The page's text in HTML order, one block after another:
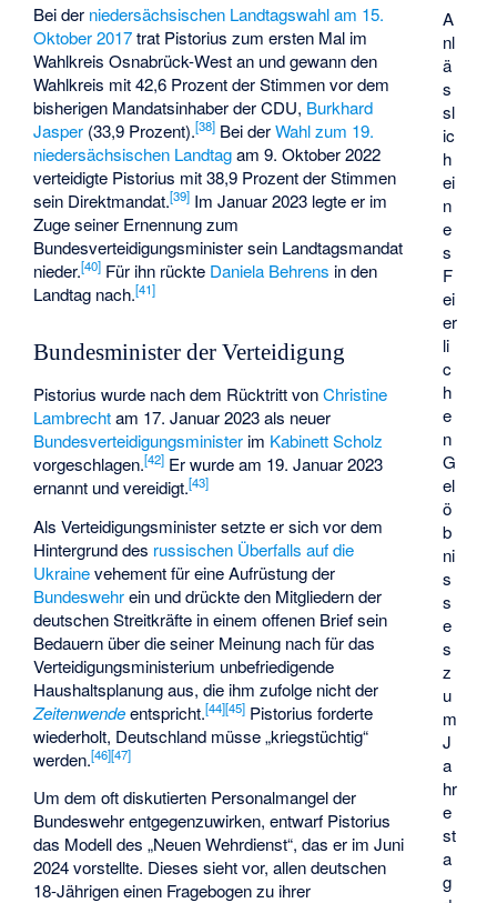
A
nl
ä
s
sl
ic
h
ei
n
e
s
F
ei
er
li
c
h
e
n
G
el
ö
b
ni
s
s
e
s
z
u
m
J
a
hr
e
st
a
g
Bei der niedersächsischen Landtagswahl am 15.
Oktober 2017trat Pistorius zum ersten Mal im
Wahlkreis Osnabrück-Westan und gewann den
Wahlkreis mit 42,6 Prozent der Stimmen vor dem
bisherigen Mandatsinhaber der CDU, Burkhard
Jasper (33,9 Prozent).[38] Bei derWahl zum 19.
niedersächsischen Landtagam 9. Oktober 2022
verteidigte Pistorius mit 38,9 Prozent der Stimmen
sein Direktmandat.[39] Im Januar 2023 legte er im
Zuge seiner Ernennung zum
Bundesverteidigungsminister sein Landtagsmandat
nieder.[40] Für ihn rückte Daniela Behrens in den
Landtag nach.[41]
Bundesminister der Verteidigung
Pistorius wurde nach dem Rücktritt vonChristine
Lambrechtam 17. Januar 2023 als neuer
Bundesverteidigungsminister im Kabinett Scholz
vorgeschlagen.[42] Er wurde am 19. Januar 2023
ernannt und vereidigt.[43]
Als Verteidigungsminister setzte er sich vor dem
Hintergrund des russischen Überfalls auf die
Ukrainevehement für eine Aufrüstung der
Bundeswehrein und drückte den Mitgliedern der
deutschen Streitkräfte in einem offenen Brief sein
Bedauern über die seiner Meinung nach für das
Verteidigungsministerium unbefriedigende
Haushaltsplanung aus, die ihm zufolge nicht der
Zeitenwendeentspricht.[44][45] Pistorius forderte
wiederholt, Deutschland müsse „kriegstüchtig“
werden.[46][47]
Um dem oft diskutierten Personalmangel der
Bundeswehr entgegenzuwirken, entwarf Pistorius
das Modell des „Neuen Wehrdienst“, das er im Juni
2024 vorstellte. Dieses sieht vor, allen deutschen
18-Jährigen einen Fragebogen zu ihrer